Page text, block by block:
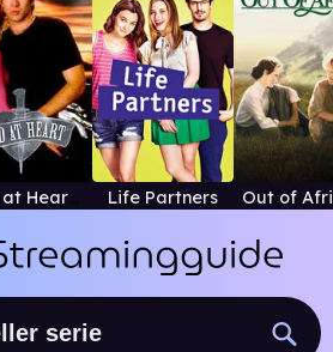
Wild at Heart (1990) Life Partners